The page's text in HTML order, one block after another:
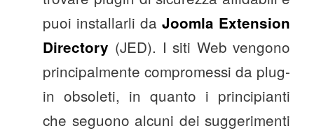
puoi installarli daJoomla Extension
Directory (JED). I siti Web vengono
principalmente compromessi da plug-
in obsoleti, in quanto i principianti
che seguono alcuni dei suggerimenti